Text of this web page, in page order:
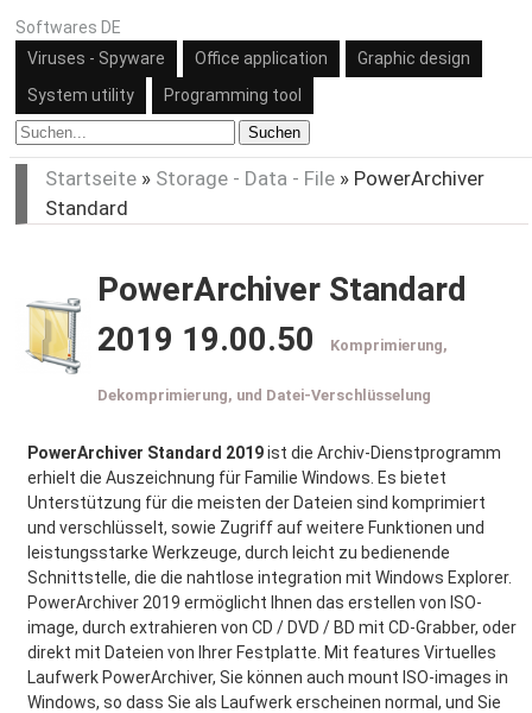
Softwares DE
Viruses - Spyware
Office application
Graphic design
System utility
Programming tool
Suchen
Startseite » Storage - Data - File » PowerArchiver
Standard
PowerArchiver Standard
2019 19.00.50
Komprimierung,
Dekomprimierung, und Datei-Verschlüsselung
PowerArchiver Standard 2019ist die Archiv-Dienstprogramm
erhielt die Auszeichnung für Familie Windows. Es bietet
Unterstützung für die meisten der Dateien sind komprimiert
und verschlüsselt, sowie Zugriff auf weitere Funktionen und
leistungsstarke Werkzeuge, durch leicht zu bedienende
Schnittstelle, die die nahtlose integration mit Windows Explorer.
PowerArchiver 2019 ermöglicht Ihnen das erstellen von ISO-
image, durch extrahieren von CD / DVD / BD mit CD-Grabber, oder
direkt mit Dateien von Ihrer Festplatte. Mit features Virtuelles
Laufwerk PowerArchiver, Sie können auch mount ISO-images in
Windows, so dass Sie als Laufwerk erscheinen normal, und Sie